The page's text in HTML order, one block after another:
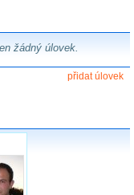
žádný úlovek.
přidat úlovek